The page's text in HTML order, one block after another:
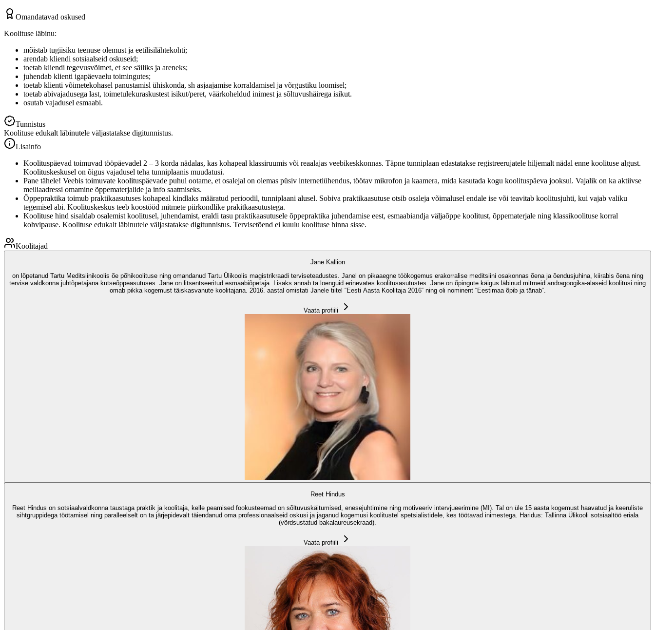
Omandatavad oskused
Koolituse läbinu:
mõistab tugiisiku teenuse olemust ja eetilisilähtekohti;
arendab kliendi sotsiaalseid oskuseid;
toetab kliendi tegevusvõimet, et see säiliks ja areneks;
juhendab klienti igapäevaelu toimingutes;
toetab klienti võimetekohasel panustamisl ühiskonda, sh asjaajamise korraldamisel ja võrgustiku loomisel;
toetab abivajadusega last, toimetulekuraskustest isikut/peret, väärkoheldud inimest ja sõltuvushäirega isikut.
osutab vajadusel esmaabi.
Tunnistus
Koolituse edukalt läbinutele väljastatakse digitunnistus.
Lisainfo
Koolituspäevad toimuvad tööpäevadel 2 – 3 korda nädalas, kas kohapeal klassiruumis või reaalajas veebikeskkonnas. Täpne tunniplaan edastatakse registreerujatele hiljemalt nädal enne koolituse algust.
Koolituskeskusel on õigus vajadusel teha tunniplaanis muudatusi.
Pane tähele! Veebis toimuvate koolituspäevade puhul ootame, et osalejal on olemas püsiv internetiühendus, töötav mikrofon ja kaamera, mida kasutada kogu koolituspäeva jooksul. Vajalik on ka aktiivse
meiliaadressi omamine õppematerjalide ja info saatmiseks.
Õppepraktika toimub praktikaasutuses kohapeal kindlaks määratud perioodil, tunniplaani alusel. Sobiva praktikaasutuse otsib osaleja võimalusel endale ise või teavitab koolitusjuhti, kui vajab valiku
tegemisel abi. Koolituskeskus teeb koostööd mitmete piirkondlike prakitkaasutustega.
Koolituse hind sisaldab osalemist koolitusel, juhendamist, eraldi tasu praktikaasutusele õppepraktika juhendamise eest, esmaabiandja väljaõppe koolitust, õppematerjale ning klassikoolituse korral
kohvipause. Koolituse edukalt läbinutele väljastatakse digitunnistus. Tervisetõend ei kuulu koolituse hinna sisse.
Koolitajad
Jane Kallion
on lõpetanud Tartu Meditsiinikoolis õe põhikoolituse ning omandanud Tartu Ülikoolis magistrikraadi terviseteadustes. Janel on pikaaegne töökogemus erakorralise meditsiini osakonnas õena ja õendusjuhina, kiirabis õena ning
tervise valdkonna juhtõpetajana kutseõppeasutuses. Jane on litsentseeritud esmaabiõpetaja. Lisaks annab ta loenguid erinevates koolitusasutustes. Jane on õpingute käigus läbinud mitmeid andragoogika-alaseid koolitusi ning
omab pikka kogemust täiskasvanute koolitajana. 2016. aastal omistati Janele tiitel “Eesti Aasta Koolitaja 2016“ ning oli nominent “Eestimaa õpib ja tänab“.
Vaata profiili
Reet Hindus
Reet Hindus on sotsiaalvaldkonna taustaga praktik ja koolitaja, kelle peamised fookusteemad on sõltuvuskäitumised, enesejuhtimine ning motiveeriv intervjueerimine (MI). Tal on üle 15 aasta kogemust haavatud ja keeruliste
sihtgruppidega töötamisel ning paralleelselt on ta järjepidevalt täiendanud oma professionaalseid oskusi ja jaganud kogemusi koolitustel spetsialistidele, kes töötavad inimestega. Haridus: Tallinna Ülikooli sotsiaaltöö eriala
(võrdsustatud bakalaureusekraad).
Vaata profiili